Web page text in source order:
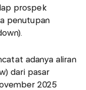
prospek
penutupan
adanya aliran
dari pasar
2025